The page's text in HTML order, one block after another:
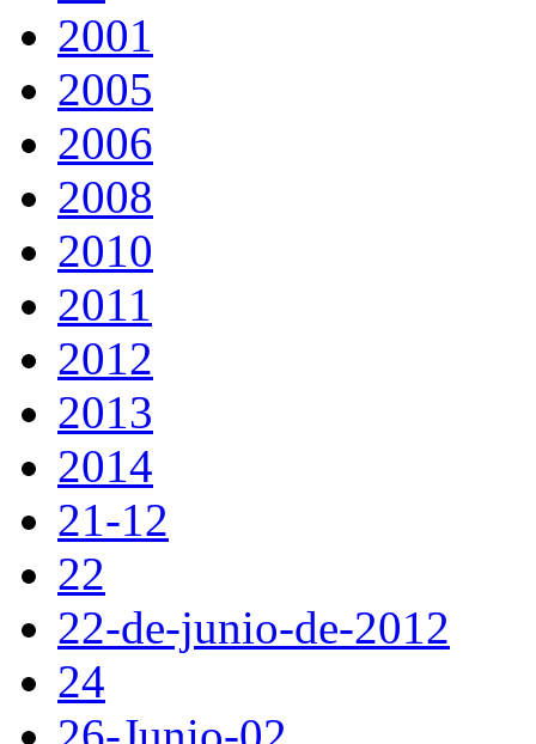
2001
2005
2006
2008
2010
2011
2012
2013
2014
21-12
22
22-de-junio-de-2012
24